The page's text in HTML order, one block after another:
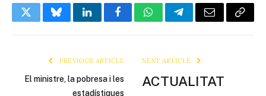
TwitterBlueskyLinkedInFacebookWhatsAppTelegramEmail Copy
PREVIOUS ARTICLE
El ministre, la pobresa i les
estadístiques
NEXT ARTICLE
ACTUALITAT